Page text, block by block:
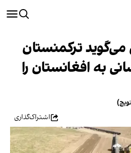
می‌گوید ترکمنستان
گازرسانی به افغانستان را
اشتراک‌گذاری